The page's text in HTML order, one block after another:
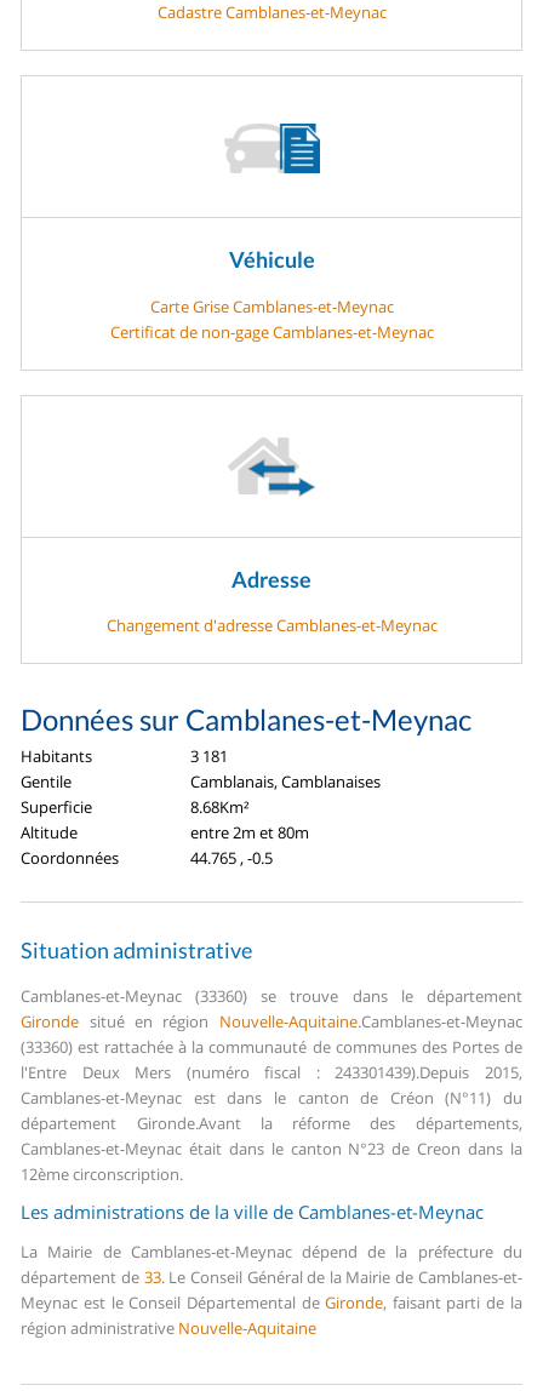
Cadastre Camblanes-et-Meynac
Véhicule
Carte Grise Camblanes-et-Meynac
Certificat de non-gage Camblanes-et-Meynac
Adresse
Changement d'adresse Camblanes-et-Meynac
Données sur Camblanes-et-Meynac
Habitants
3 181
Gentile
Camblanais, Camblanaises
Superficie
8.68Km²
Altitude
entre 2m et 80m
Coordonnées
44.765 , -0.5
Situation administrative
Camblanes-et-Meynac (33360) se trouve dans le département
Gironde situé en région Nouvelle-Aquitaine.Camblanes-et-Meynac
(33360) est rattachée à la communauté de communes des Portes de
l'Entre Deux Mers (numéro fiscal : 243301439).Depuis 2015,
Camblanes-et-Meynac est dans le canton de Créon (N°11) du
département Gironde.Avant la réforme des départements,
Camblanes-et-Meynac était dans le canton N°23 de Creon dans la
12ème circonscription.
Les administrations de la ville de Camblanes-et-Meynac
La Mairie de Camblanes-et-Meynac dépend de la préfecture du
département de 33.Le Conseil Général de la Mairie de Camblanes-et-
Meynac est le Conseil Départemental deGironde, faisant parti de la
région administrative Nouvelle-Aquitaine